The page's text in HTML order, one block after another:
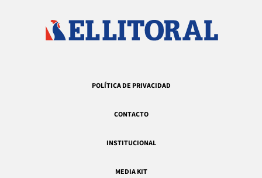
POLÍTICA DE PRIVACIDAD
CONTACTO
INSTITUCIONAL
MEDIA KIT